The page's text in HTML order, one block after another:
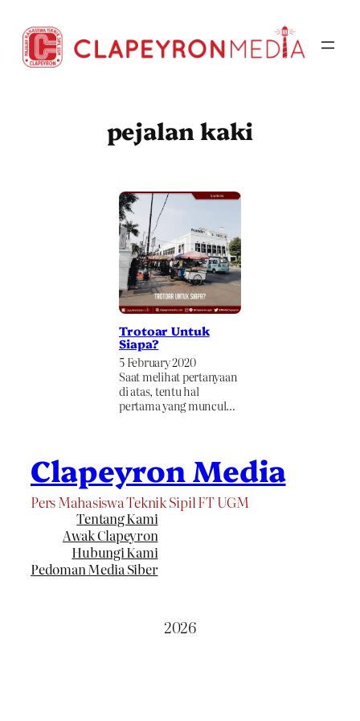
content
pejalan kaki
Trotoar Untuk
Siapa?
5 February 2020
Saat melihat pertanyaan
di atas, tentu hal
pertama yang muncul…
Clapeyron Media
Pers Mahasiswa Teknik Sipil FT UGM
Tentang Kami
Awak Clapeyron
Hubungi Kami
Pedoman Media Siber
2026